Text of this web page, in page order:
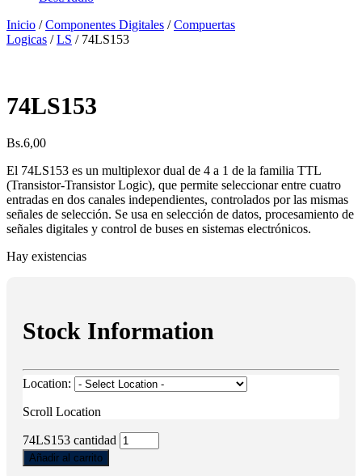
Inicio /Componentes Digitales /Compuertas
Logicas /LS / 74LS153
74LS153
Bs.6,00
El 74LS153 es un multiplexor dual de 4 a 1 de la familia TTL
(Transistor-Transistor Logic), que permite seleccionar entre cuatro
entradas en dos canales independientes, controlados por las mismas
señales de selección. Se usa en selección de datos, procesamiento de
señales digitales y control de buses en sistemas electrónicos.
Hay existencias
Stock Information
Location:
Scroll Location
74LS153 cantidad
Añadir al carrito